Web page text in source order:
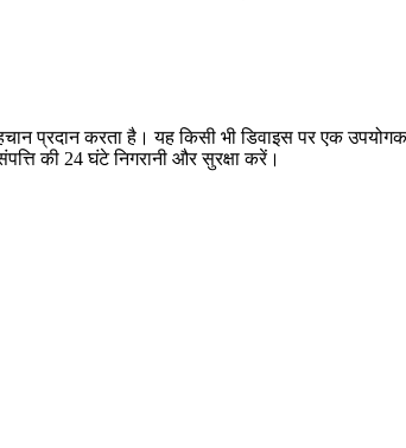
प्रदान करता है। यह किसी भी डिवाइस पर एक
की 24 घंटे निगरानी और सुरक्षा करें।